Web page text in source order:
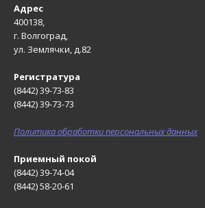
Адрес
400138,
г. Волгоград,
ул. Землячки, д.82
Регистратура
(8442) 39-73-83
(8442) 39-73-73
Политика обработки персональных данных
Приемный покой
(8442) 39-74-04
(8442) 58-20-61